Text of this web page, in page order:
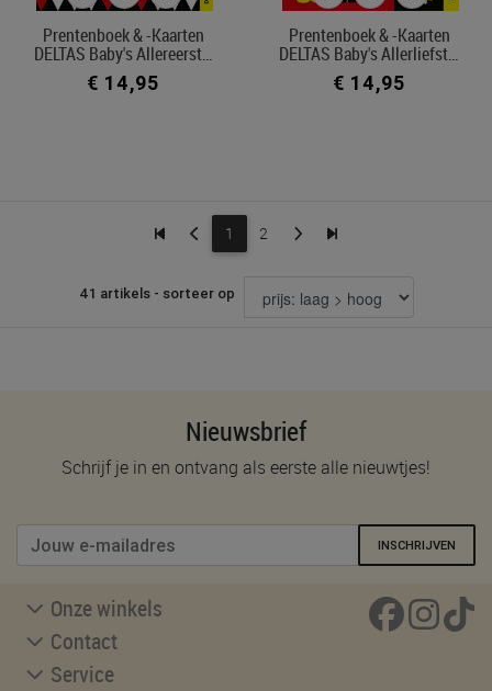
Prentenboek & -kaarten
DELTAS Baby's Allereerst…
€ 14,95
Prentenboek & -kaarten
DELTAS Baby's Allerliefst…
€ 14,95
1 2
41 artikels - sorteer op
Nieuwsbrief
Schrijf je in en ontvang als eerste alle nieuwtjes!
INSCHRIJVEN
Onze winkels
Contact
Service